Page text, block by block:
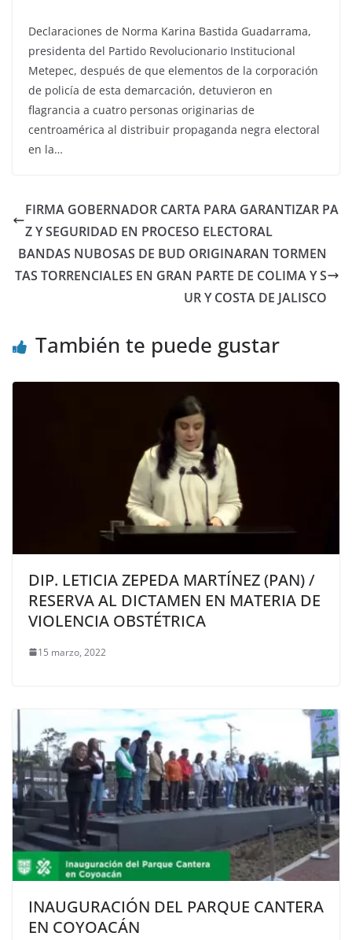
Declaraciones de Norma Karina Bastida Guadarrama,
presidenta del Partido Revolucionario Institucional
Metepec, después de que elementos de la corporación
de policía de esta demarcación, detuvieron en
flagrancia a cuatro personas originarias de
centroamérica al distribuir propaganda negra electoral
en la…
FIRMA GOBERNADOR CARTA PARA GARANTIZAR PA
Z Y SEGURIDAD EN PROCESO ELECTORAL
BANDAS NUBOSAS DE BUD ORIGINARAN TORMEN
TAS TORRENCIALES EN GRAN PARTE DE COLIMA Y S
UR Y COSTA DE JALISCO
También te puede gustar
DIP. LETICIA ZEPEDA MARTÍNEZ (PAN) /
RESERVA AL DICTAMEN EN MATERIA DE
VIOLENCIA OBSTÉTRICA
15 marzo, 2022
INAUGURACIÓN DEL PARQUE CANTERA
EN COYOACÁN